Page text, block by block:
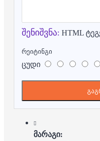
შენიშვნა: HTML
რეიტინგი
ცუდი
მარაგი: